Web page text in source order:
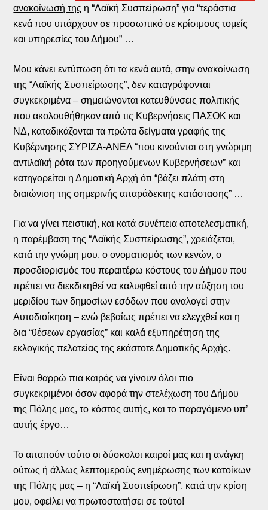
ανακοίνωσή της η “Λαϊκή Συσπείρωση” για “τεράστια
κενά που υπάρχουν σε προσωπικό σε κρίσιμους τομείς
και υπηρεσίες του Δήμου” …
Μου κάνει εντύπωση ότι τα κενά αυτά, στην ανακοίνωση
της “Λαϊκής Συσπείρωσης”, δεν καταγράφονται
συγκεκριμένα – σημειώνονται κατευθύνσεις πολιτικής
που ακολουθήθηκαν από τις Κυβερνήσεις ΠΑΣΟΚ και
ΝΔ, καταδικάζονται τα πρώτα δείγματα γραφής της
Κυβέρνησης ΣΥΡΙΖΑ-ΑΝΕΛ “που κινούνται στη γνώριμη
αντιλαϊκή ρότα των προηγούμενων Κυβερνήσεων” και
κατηγορείται η Δημοτική Αρχή ότι “βάζει πλάτη στη
διαιώνιση της σημερινής απαράδεκτης κατάστασης” …
Για να γίνει πειστική, και κατά συνέπεια αποτελεσματική,
η παρέμβαση της “Λαϊκής Συσπείρωσης”, χρειάζεται,
κατά την γνώμη μου, ο ονοματισμός των κενών, ο
προσδιορισμός του περαιτέρω κόστους του Δήμου που
πρέπει να διεκδικηθεί να καλυφθεί από την αύξηση του
μεριδίου των δημοσίων εσόδων που αναλογεί στην
Αυτοδιοίκηση – ενώ βεβαίως πρέπει να ελεγχθεί και η
δια “θέσεων εργασίας” και καλά εξυπηρέτηση της
εκλογικής πελατείας της εκάστοτε Δημοτικής Αρχής.
Είναι θαρρώ πια καιρός να γίνουν όλοι πιο
συγκεκριμένοι όσον αφορά την στελέχωση του Δήμου
της Πόλης μας, το κόστος αυτής, και το παραγόμενο υπ’
αυτής έργο…
Το απαιτούν τούτο οι δύσκολοι καιροί μας και η ανάγκη
ούτως ή άλλως λεπτομερούς ενημέρωσης των κατοίκων
της Πόλης μας – η “Λαϊκή Συσπείρωση”, κατά την κρίση
μου, οφείλει να πρωτοστατήσει σε τούτο!